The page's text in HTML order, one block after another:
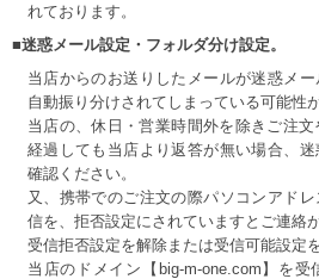
れております。
■迷惑メール設定・フォルダ分け設定。
当店からのお送りしたメールが迷惑メ
自動振り分けされてしまっている可能性
当店の、休日・営業時間外を除きご注
経過しても当店より返答が無い場合、
確認ください。
又、携帯でのご注文の際パソコンアド
信を、拒否設定にされていますとご連絡
受信拒否設定を解除または受信可能設定
当店のドメイン【big-m-one.com】を